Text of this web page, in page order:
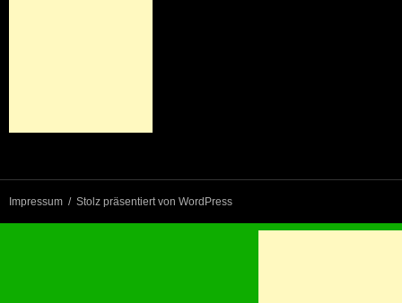
Impressum Stolz präsentiert von WordPress